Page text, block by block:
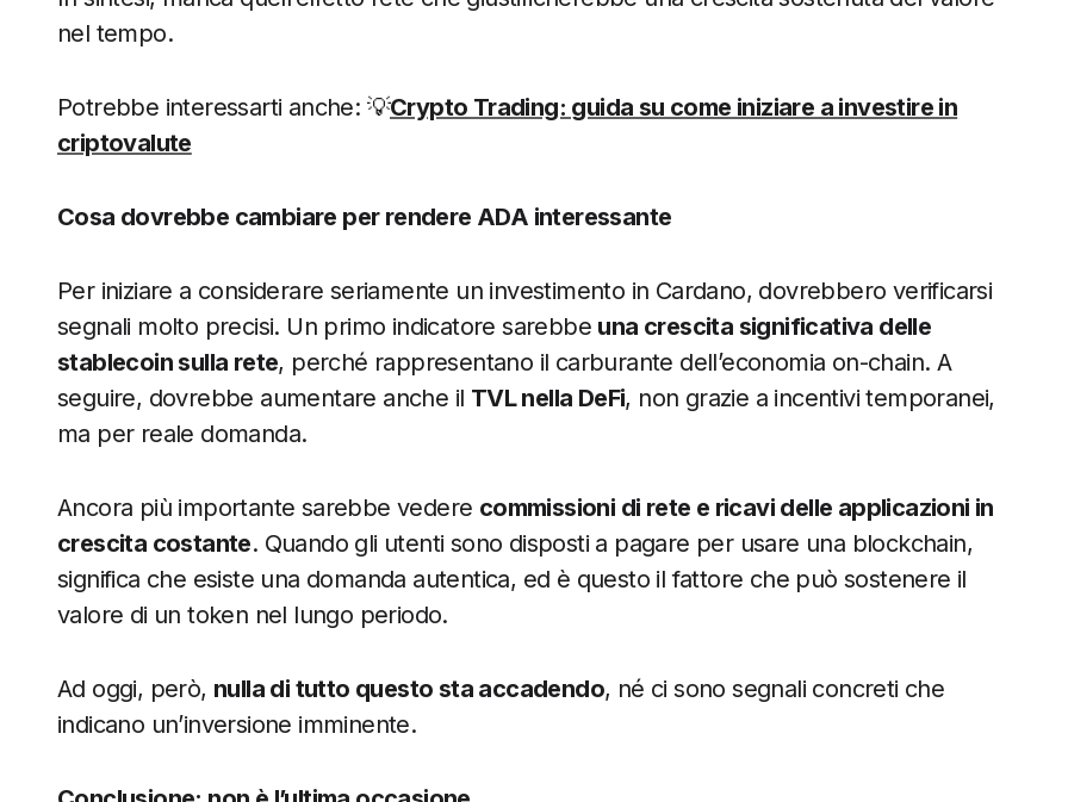
nel tempo.
Potrebbe interessarti anche: 💡Crypto Trading: guida su come iniziare a investire in
criptovalute
Cosa dovrebbe cambiare per rendere ADA interessante
Per iniziare a considerare seriamente un investimento in Cardano, dovrebbero verificarsi
segnali molto precisi. Un primo indicatore sarebbe una crescita significativa delle
stablecoin sulla rete, perché rappresentano il carburante dell’economia on-chain. A
seguire, dovrebbe aumentare anche il TVL nella DeFi, non grazie a incentivi temporanei,
ma per reale domanda.
Ancora più importante sarebbe vedere commissioni di rete e ricavi delle applicazioni in
crescita costante. Quando gli utenti sono disposti a pagare per usare una blockchain,
significa che esiste una domanda autentica, ed è questo il fattore che può sostenere il
valore di un token nel lungo periodo.
Ad oggi, però, nulla di tutto questo sta accadendo, né ci sono segnali concreti che
indicano un’inversione imminente.